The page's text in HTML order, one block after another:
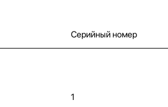
Серийный номер
1